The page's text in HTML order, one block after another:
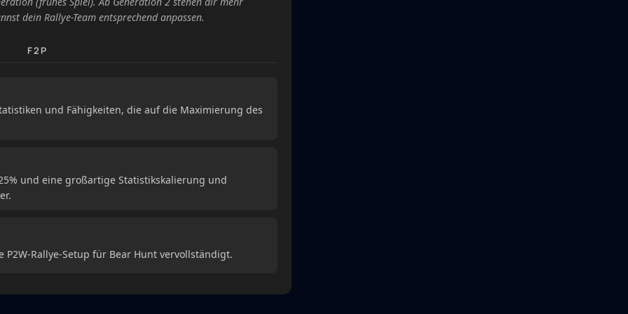
dein Rallye-Team entsprechend anpassen.
F2P
und Fähigkeiten, die auf die Maximierung des
und eine großartige Statistikskalierung und
Rallye-Setup für Bear Hunt vervollständigt.